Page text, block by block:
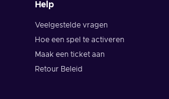
Help
Veelgestelde vragen
Hoe een spel te activeren
Maak een ticket aan
Retour Beleid